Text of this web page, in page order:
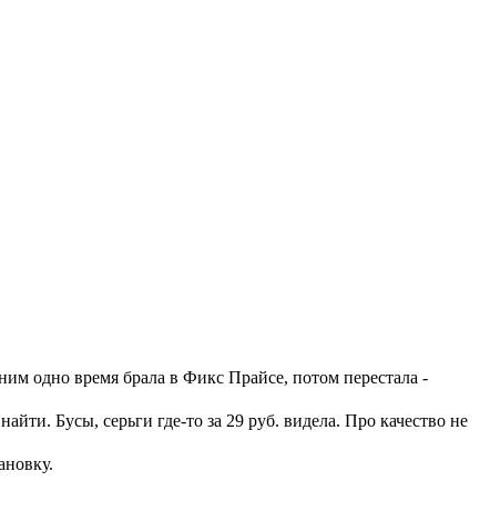
одно время брала в Фикс Прайсе, потом перестала -
Бусы, серьги где-то за 29 руб. видела. Про качество не